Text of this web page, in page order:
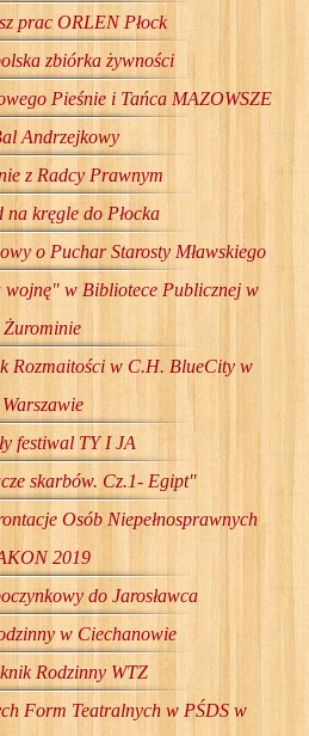
prac ORLEN Płock
zbiórka żywności
Pieśnie i Tańca MAZOWSZE
Andrzejkowy
z Radcy Prawnym
na kręgle do Płocka
o Puchar Starosty Mławskiego
wojnę" w Bibliotece Publicznej w
Żurominie
Rozmaitości w C.H. BlueCity w
Warszawie
festiwal TY I JA
skarbów. Cz.1- Egipt"
Osób Niepełnosprawnych
2019
do Jarosławca
w Ciechanowie
Rodzinny WTZ
Form Teatralnych w PŚDS w